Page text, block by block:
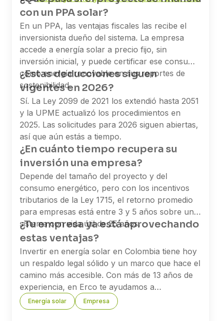
con un PPA solar?
En un PPA, las ventajas fiscales las recibe el
inversionista dueño del sistema. La empresa
accede a energía solar a precio fijo, sin
inversión inicial, y puede certificar ese consumo
como energía renovable en sus reportes de
sostenibilidad.
¿Estas deducciones siguen
vigentes en 2026?
Sí. La Ley 2099 de 2021 los extendió hasta 2051
y la UPME actualizó los procedimientos en
2025. Las solicitudes para 2026 siguen abiertas,
así que aún estás a tiempo.
¿En cuánto tiempo recupera su
inversión una empresa?
Depende del tamaño del proyecto y del
consumo energético, pero con los incentivos
tributarios de la Ley 1715, el retorno promedio
para empresas está entre 3 y 5 años sobre un
sistema con vida útil de 25 años.
¿Tu empresa ya está aprovechando
estas ventajas?
Invertir en energía solar en Colombia tiene hoy
un respaldo legal sólido y un marco que hace el
camino más accesible. Con más de 13 años de
experiencia, en Erco te ayudamos a
implementar proyectos solares y a sacarle el
mayor provecho a los beneficios tributarios
Energía solar Empresa